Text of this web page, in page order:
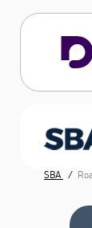
SBA